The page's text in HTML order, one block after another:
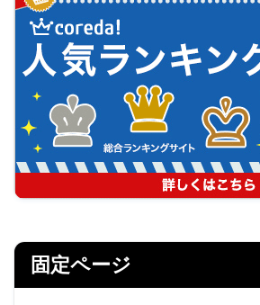
固定ページ